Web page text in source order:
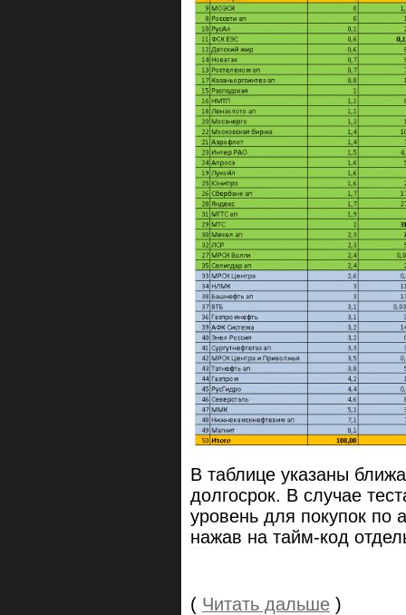
В таблице указаны
долгосрок. В случае
уровень для покупок по
нажав на тайм-код
( Читать дальше )